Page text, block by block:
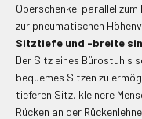
Oberschenkel parallel
zur pneumatischen
Sitztiefe und -breite
Der Sitz eines Bürostuhls
bequemes Sitzen zu
tieferen Sitz, kleinere
Rücken an der